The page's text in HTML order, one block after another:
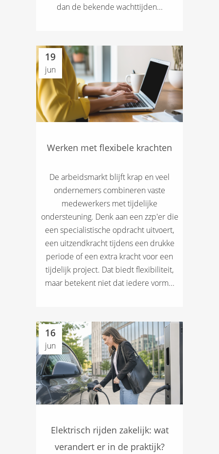
dan de bekende wachttijden...
19
jun
Werken met flexibele krachten
De arbeidsmarkt blijft krap en veel
ondernemers combineren vaste
medewerkers met tijdelijke
ondersteuning. Denk aan een zzp'er die
een specialistische opdracht uitvoert,
een uitzendkracht tijdens een drukke
periode of een extra kracht voor een
tijdelijk project. Dat biedt flexibiliteit,
maar betekent niet dat iedere vorm...
16
jun
Elektrisch rijden zakelijk: wat
verandert er in de praktijk?